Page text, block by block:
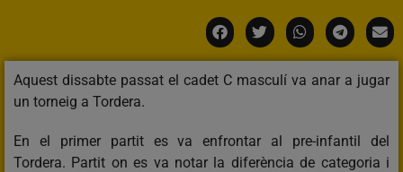
Aquest dissabte passat el cadet C masculí va anar a jugar
un torneig a Tordera.
En el primer partit es va enfrontar al pre-infantil del
Tordera. Partit on es va notar la diferència de categoria i